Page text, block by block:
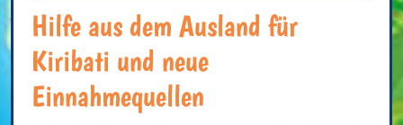
Hilfe aus dem Ausland für
Kiribati und neue
Einnahmequellen